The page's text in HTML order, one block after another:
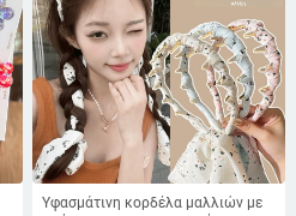
Υφασμάτινη κορδέλα μαλλιών με